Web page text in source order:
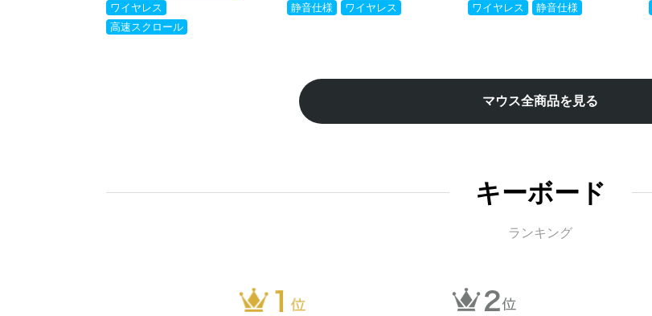
ワイヤレス
高速スクロール
静音仕様
ワイヤレス
ワイヤレス
静音仕様
マウス全商品を見る
キーボード
ランキング